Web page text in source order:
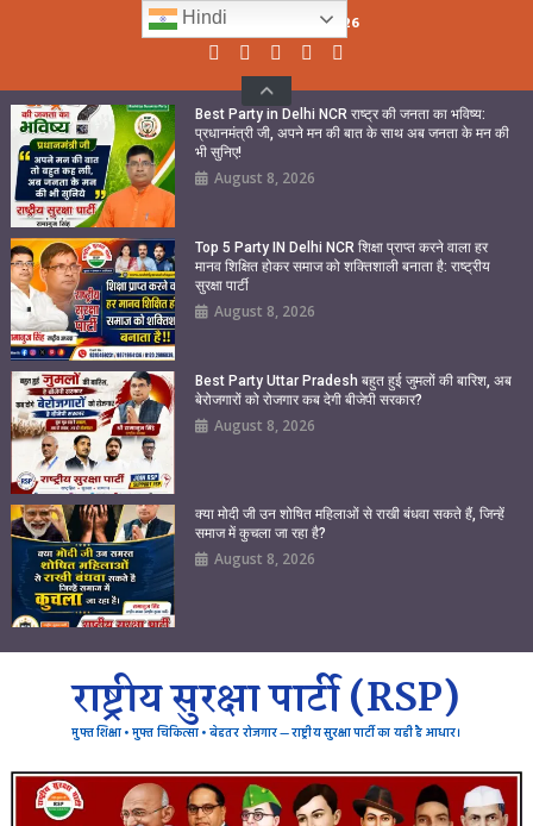
Sunday, August 09, 2026
Best Party in Delhi NCR राष्ट्र की जनता का भविष्य:
प्रधानमंत्री जी, अपने मन की बात के साथ अब जनता के मन की
भी सुनिए!
August 8, 2026
Top 5 Party IN Delhi NCR शिक्षा प्राप्त करने वाला हर
मानव शिक्षित होकर समाज को शक्तिशाली बनाता है: राष्ट्रीय
सुरक्षा पार्टी
August 8, 2026
Best Party Uttar Pradesh बहुत हुई जुमलों की बारिश, अब
बेरोजगारों को रोजगार कब देगी बीजेपी सरकार?
August 8, 2026
क्या मोदी जी उन शोषित महिलाओं से राखी बंधवा सकते हैं, जिन्हें
समाज में कुचला जा रहा है?
August 8, 2026
राष्ट्रीय सुरक्षा पार्टी (RSP)
मुफ्त शिक्षा • मुफ्त चिकित्सा • बेहतर रोजगार — राष्ट्रीय सुरक्षा पार्टी का यही है आधार।
Hindi